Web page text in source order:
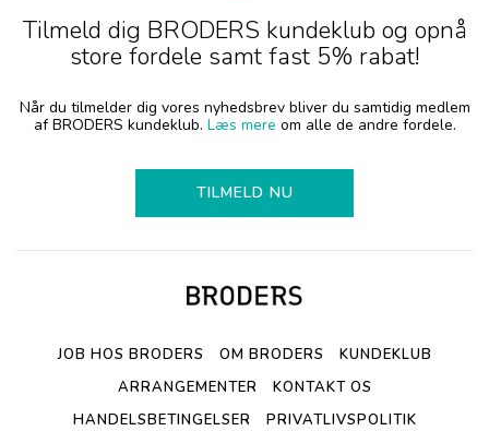
Tilmeld dig BRODERS kundeklub og opnå
store fordele samt fast 5% rabat!
Når du tilmelder dig vores nyhedsbrev bliver du samtidig medlem
af BRODERS kundeklub. Læs mere om alle de andre fordele.
TILMELD NU
JOB HOS BRODERS OM BRODERS
KUNDEKLUB
ARRANGEMENTER
KONTAKT OS
HANDELSBETINGELSER
PRIVATLIVSPOLITIK